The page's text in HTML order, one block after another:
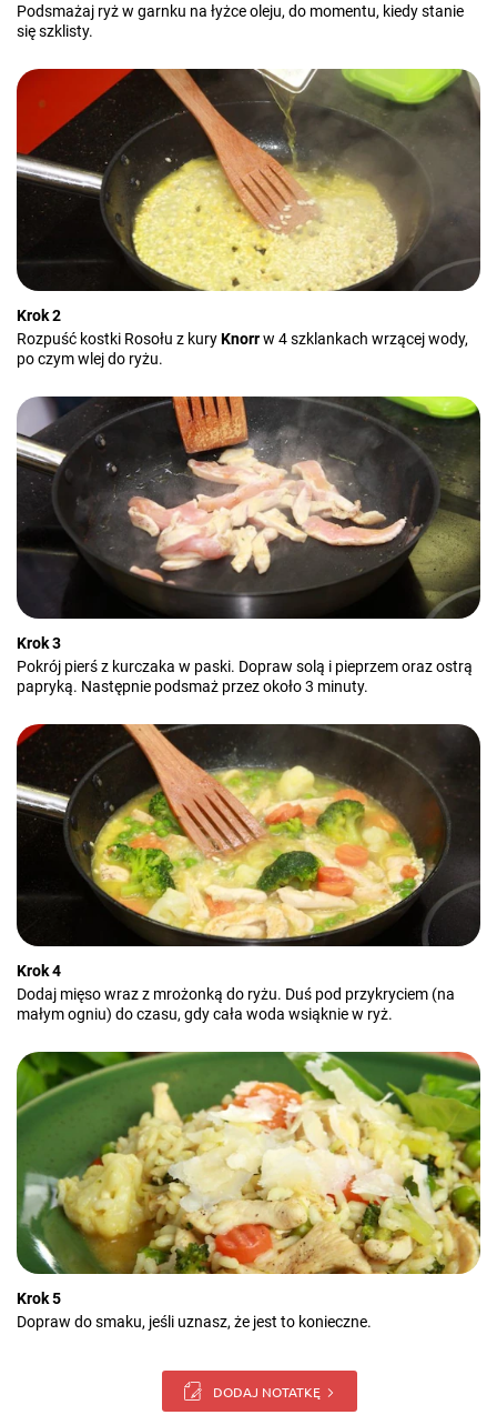
Podsmażaj ryż w garnku na łyżce oleju, do momentu, kiedy stanie
się szklisty.
Krok 2
Rozpuść kostki Rosołu z kuryKnorrw 4 szklankach wrzącej wody,
po czym wlej do ryżu.
Krok 3
Pokrój pierś z kurczaka w paski. Dopraw solą i pieprzem oraz ostrą
papryką. Następnie podsmaż przez około 3 minuty.
Krok 4
Dodaj mięso wraz z mrożonką do ryżu. Duś pod przykryciem (na
małym ogniu) do czasu, gdy cała woda wsiąknie w ryż.
Krok 5
Dopraw do smaku, jeśli uznasz, że jest to konieczne.
DODAJ NOTATKĘ